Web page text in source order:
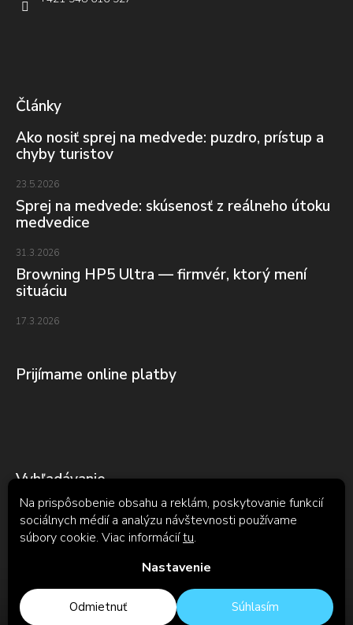
Na prispôsobenie obsahu a reklám, poskytovanie funkcií
sociálnych médií a analýzu návštevnosti používame
súbory cookie. Viac informáciítu.
Nastavenie
Odmietnuť Súhlasím
Články
Ako nosiť sprej na medvede: puzdro, prístup a
chyby turistov
23.5.2026
Sprej na medvede: skúsenosť z reálneho útoku
medvedice
31.3.2026
Browning HP5 Ultra — firmvér, ktorý mení
situáciu
17.3.2026
Prijímame online platby
Vyhľadávanie
Hľadať
Copyright 2026 . Všetky práva vyhradené. Upraviť